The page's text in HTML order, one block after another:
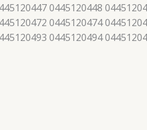
0445120448
0445120474
0445120494